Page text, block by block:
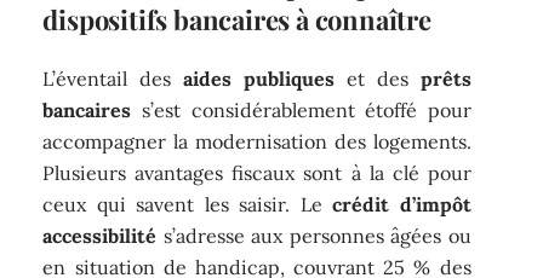
dispositifs bancaires à connaître
L’éventail desaides publiques et des prêts
bancaires s’est considérablement étoffé pour
accompagner la modernisation des logements.
Plusieurs avantages fiscaux sont à la clé pour
ceux qui savent les saisir. Lecrédit d’impôt
accessibilité s’adresse aux personnes âgées ou
en situation de handicap, couvrant 25 % des